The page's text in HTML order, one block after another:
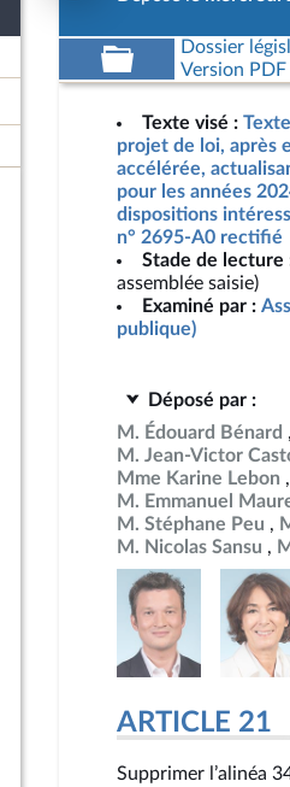
Date de dépôt
29 avril 2026
27 avril 2026
Dossier
Version PDF
Texte visé :
projet de loi, après
accélérée,
pour les années
dispositions
n° 2695-A0 rectifié
Stade de lecture
assemblée saisie)
Examiné par :
publique)
Déposé par :
M. Édouard Bénard
M. Jean-Victor
Mme Karine Lebon
M. Emmanuel
M. Stéphane Peu
M. Nicolas Sansu
ARTICLE 21
Supprimer l’alinéa